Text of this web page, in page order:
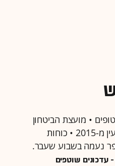
• מועצת הביטחון
של האו"ם החליטה להטיל מחדש את הסנקציות של האו"ם על איראן שהוסרו בהסכם הגרעין מ-2015 • כוחות
נעמה בשבוע שעבר.